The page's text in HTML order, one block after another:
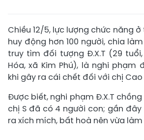
Chiều 12/5, lực lượng chức năng
huy động hơn 100 người, chia
truy tìm đối tượng Đ.X.T (29
Hóa, xã Kim Phú), là nghi phạm
khi gây ra cái chết đối với chị Cao
Được biết, nghi phạm Đ.X.T chồng
chị S đã có 4 người con; gần
ra xích mích, bất hoà nên vừa